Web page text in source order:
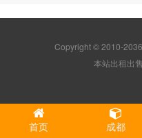
Copyright © 2010-2036
本站出租出
首页 成都